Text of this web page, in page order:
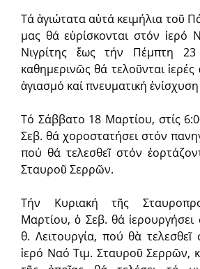
Τά ἁγιώτατα αὐτά κει­μήλια τοῦ
μας θά εὑρίσκονται στόν ἱερό
Νιγρίτης ἕως τήν Πέμπτη
καθημερινῶς θά τελοῦνται
ἁγιασμό καί πνευματική
Τό Σάββατο 18 Μαρτίου, στίς
Σεβ. θά χοροστατήσει στόν
πού θά τελεσθεῖ στόν
Σταυροῦ Σερρῶν.
Τήν Κυριακή τῆς
Μαρτίου, ὁ Σεβ. θά ἱερουργήσει
θ. Λειτουργία, πού θὰ τελεσθεῖ
ἱερό Ναό Τιμ. Σταυροῦ Σερρῶν,